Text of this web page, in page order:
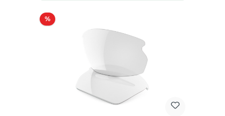
%Rabatt